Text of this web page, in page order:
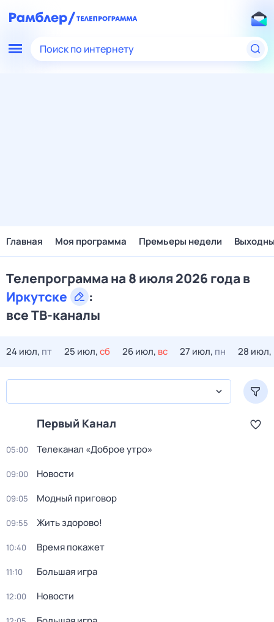
Поиск по интернету
Главная Моя программа Премьеры недели
Телепрограмма на 8 июля 2026 года в
Иркутске
:
все ТВ-каналы
24 июл, пт 25 июл,сб 26 июл, вс 27 июл, пн 28 июл,
Первый Канал
05:00 Телеканал «Доброе утро»
09:00 Новости
09:05 Модный приговор
09:55 Жить здорово!
10:40 Время покажет
11:10 Большая игра
12:00 Новости